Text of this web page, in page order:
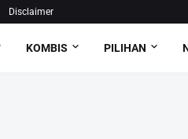
Disclaimer
KOMBIS PILIHAN